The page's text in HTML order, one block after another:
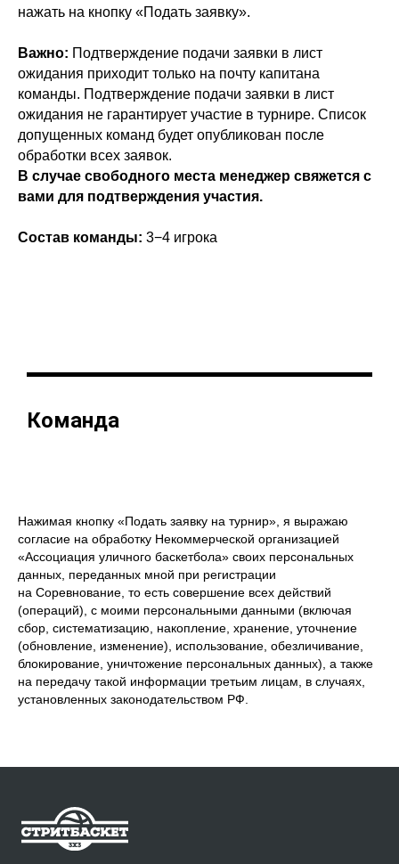
нажать на кнопку «Подать заявку».
Важно: Подтверждение подачи заявки в лист
ожидания приходит только на почту капитана
команды. Подтверждение подачи заявки в лист
ожидания не гарантирует участие в турнире. Список
допущенных команд будет опубликован после
обработки всех заявок.
В случае свободного места менеджер свяжется с
вами для подтверждения участия.
Состав команды: 3−4 игрока
Нажимая кнопку «Подать заявку на турнир», я выражаю
согласие на обработку Некоммерческой организацией
«Ассоциация уличного баскетбола» своих персональных
данных, переданных мной при регистрации
на Соревнование, то есть совершение всех действий
(операций), с моими персональными данными (включая
сбор, систематизацию, накопление, хранение, уточнение
(обновление, изменение), использование, обезличивание,
блокирование, уничтожение персональных данных), а также
на передачу такой информации третьим лицам, в случаях,
установленных законодательством РФ.